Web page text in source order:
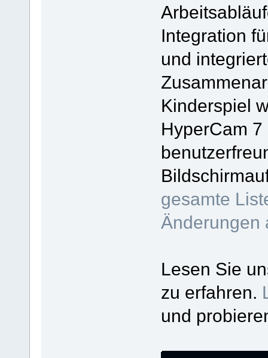
Integration
und
Kinderspiel
HyperCam
gesamte
Änderungen
Lesen Sie
zu erfahren.
und